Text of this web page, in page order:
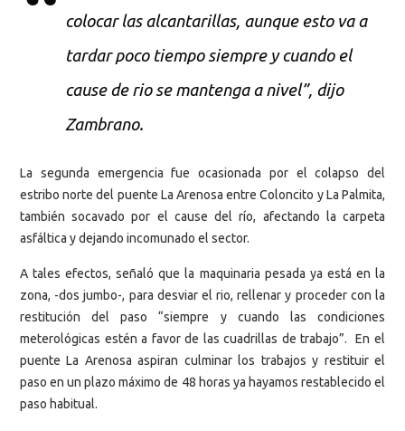
colocar las alcantarillas, aunque esto va a
tardar poco tiempo siempre y cuando el
cause de rio se mantenga a nivel”, dijo
Zambrano.
La segunda emergencia fue ocasionada por el colapso del
estribo norte del puente La Arenosa entre Coloncito y La Palmita,
también socavado por el cause del río, afectando la carpeta
asfáltica y dejando incomunado el sector.
A tales efectos, señaló que la maquinaria pesada ya está en la
zona, -dos jumbo-, para desviar el rio, rellenar y proceder con la
restitución del paso “siempre y cuando las condiciones
meterológicas estén a favor de las cuadrillas de trabajo”. En el
puente La Arenosa aspiran culminar los trabajos y restituir el
paso en un plazo máximo de 48 horas ya hayamos restablecido el
paso habitual.